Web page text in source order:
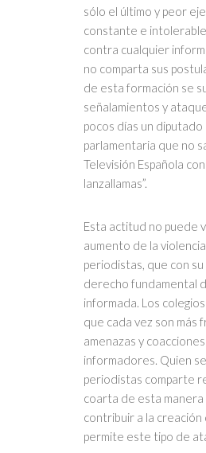
sólo el último y peor
constante e
contra cualquier
no comparta sus
de esta formación se
señalamientos y
pocos días un
parlamentaria que no
Televisión Española
lanzallamas”.
Esta actitud no puede
aumento de la
periodistas, que con
derecho fundamental
informada. Los
que cada vez son más
amenazas y
informadores. Quien
periodistas comparte
coarta de esta
contribuir a la creación
permite este tipo de